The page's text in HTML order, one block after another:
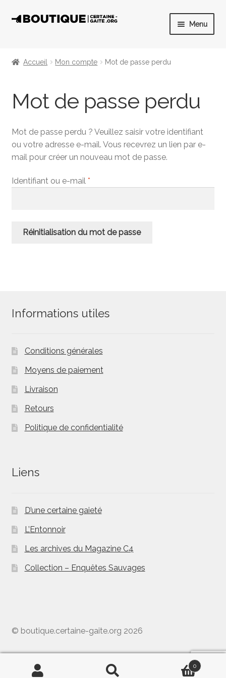
Aller
navigation
Aller
Menu
menu
enfant
A propos
Contact
Mon compte
Accueil Mon compte Mot de passe perdu
Mot de passe perdu
Mot de passe perdu ? Veuillez saisir votre identifiant
ou votre adresse e-mail. Vous recevrez un lien par e-
mail pour créer un nouveau mot de passe.
Identifiant ou e-mail *Obligatoire
Réinitialisation du mot de passe
Informations utiles
Conditions générales
Moyens de paiement
Livraison
Retours
Politique de confidentialité
Liens
D’une certaine gaieté
L’Entonnoir
Les archives du Magazine C4
Collection – Enquêtes Sauvages
© boutique.certaine-gaite.org 2026
0